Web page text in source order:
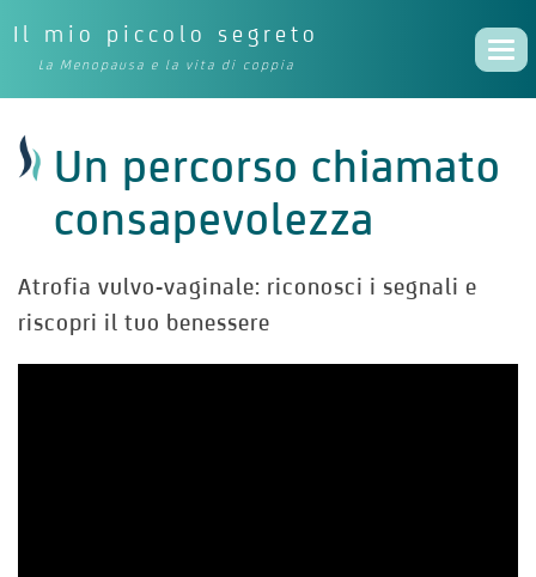
Il mio piccolo segreto
La Menopausa e la vita di coppia
Un percorso chiamato
consapevolezza
Atrofia vulvo-vaginale: riconosci i segnali e
riscopri il tuo benessere